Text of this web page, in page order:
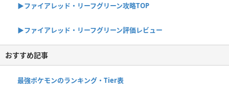
▶︎ファイアレッド・リーフグリーン攻略TOP
▶︎ファイアレッド・リーフグリーン評価レビュー
おすすめ記事
最強ポケモンのランキング・Tier表